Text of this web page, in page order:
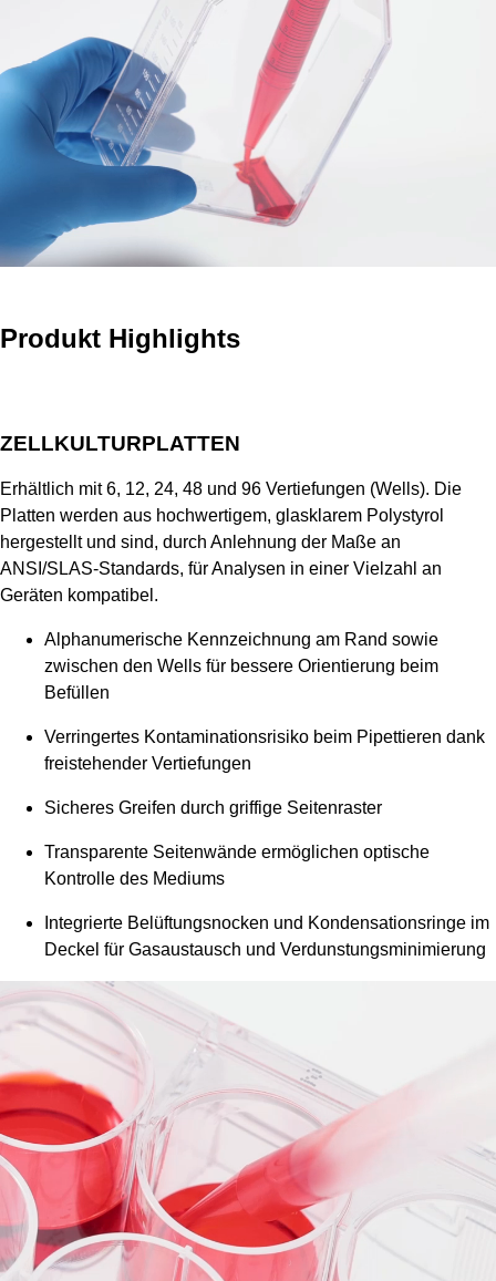
Produkt Highlights
ZELLKULTURPLATTEN
Erhältlich mit 6, 12, 24, 48 und 96 Vertiefungen (Wells). Die
Platten werden aus hochwertigem, glasklarem Polystyrol
hergestellt und sind, durch Anlehnung der Maße an
ANSI/SLAS-Standards, für Analysen in einer Vielzahl an
Geräten kompatibel.
Alphanumerische Kennzeichnung am Rand sowie
zwischen den Wells für bessere Orientierung beim
Befüllen
Verringertes Kontaminationsrisiko beim Pipettieren dank
freistehender Vertiefungen
Sicheres Greifen durch griffige Seitenraster
Transparente Seitenwände ermöglichen optische
Kontrolle des Mediums
Integrierte Belüftungsnocken und Kondensationsringe im
Deckel für Gasaustausch und Verdunstungsminimierung